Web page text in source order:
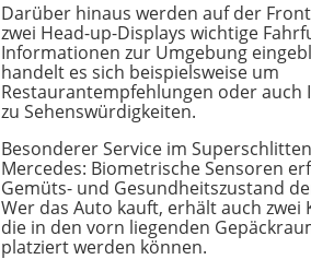
Darüber hinaus werden auf der
zwei Head-up-Displays wichtige
Informationen zur Umgebung
handelt es sich beispielsweise um
Restaurantempfehlungen oder auch
zu Sehenswürdigkeiten.
Besonderer Service im
Mercedes: Biometrische Sensoren
Gemüts- und Gesundheitszustand
Wer das Auto kauft, erhält auch zwei
die in den vorn liegenden
platziert werden können.